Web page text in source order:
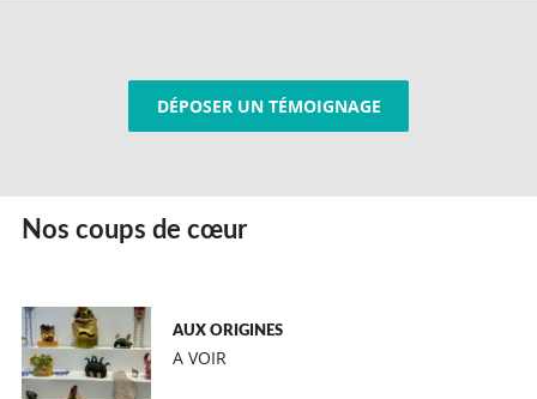
DÉPOSER UN TÉMOIGNAGE
Nos coups de cœur
AUX ORIGINES
A VOIR